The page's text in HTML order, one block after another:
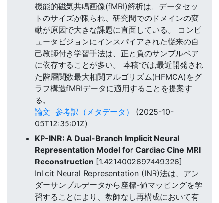
機能的磁気共鳴画像(fMRI)解析は、データセッ
トのサイズが限られ、研究間でのドメインの変
動が原因で大きな課題に直面している。 コンピ
ュータビジョンにインスパイアされた従来の自
己教師付き学習手法は、正と負のサンプルペア
に依存することが多い。 本稿では,最近開発され
た階層関数最大相関アルゴリズム(HFMCA)をグ
ラフ構造fMRIデータに適用することを提案す
る。
論文 参考訳（メタデータ）
(2025-10-
05T12:35:01Z)
KP-INR: A Dual-Branch Implicit Neural
Representation Model for Cardiac Cine MRI
Reconstruction [1.4214002697449326]
Inlicit Neural Representation (INR)法は、アン
ダーサンプルデータから座標-値マッピングを学
習することにより、教師なし再構成において有